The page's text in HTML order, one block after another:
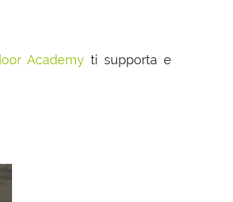
Academyti supporta e